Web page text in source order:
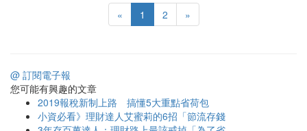
« 1 2 »
@ 訂閱電子報
您可能有興趣的文章
2019報稅新制上路 搞懂5大重點省荷包
小資必看》理財達人艾蜜莉的6招「節流存錢